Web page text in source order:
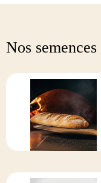
Nos semences